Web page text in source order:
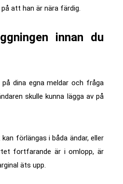
att han är nära färdig.
innan du
på dina egna meldar och fråga
skulle kunna lägga av på
förlängas i båda ändar, eller
fortfarande är i omlopp, är
äts upp.